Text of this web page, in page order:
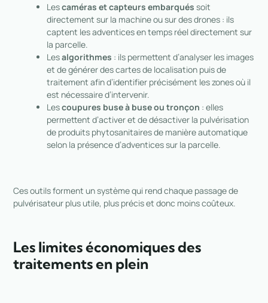
Lescaméras et capteurs embarqués soit
directement sur la machine ou sur des drones : ils
captent les adventices en temps réel directement sur
la parcelle.
Lesalgorithmes : ils permettent d’analyser les images
et de générer des cartes de localisation puis de
traitement afin d’identifier précisément les zones où il
est nécessaire d’intervenir.
Lescoupures buse à buse ou tronçon : elles
permettent d’activer et de désactiver la pulvérisation
de produits phytosanitaires de manière automatique
selon la présence d’adventices sur la parcelle.
Ces outils forment un système qui rend chaque passage de
pulvérisateur plus utile, plus précis et donc moins coûteux.
Les limites économiques des
traitements en plein